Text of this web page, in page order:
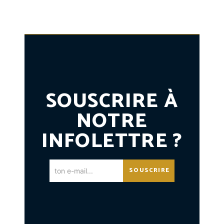
SOUSCRIRE À
NOTRE
INFOLETTRE ?
SOUSCRIRE